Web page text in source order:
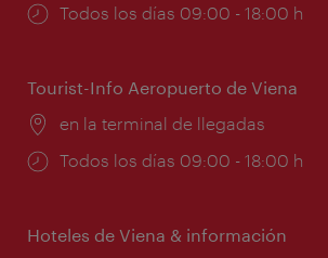
Horarios
Todos los días 09:00 - 18:00 h
Tourist-Info Aeropuerto de Viena
Lugar:
en la terminal de llegadas
Horarios
Todos los días 09:00 - 18:00 h
Hoteles de Viena & información